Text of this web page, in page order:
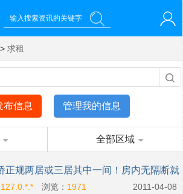
西站棒极网-济南西部新城社区新媒体综
合资讯门户网站
注册 微信快速登录
求租
布信息 管理我的信息
全部区域
正规两居或三居其中一间！房内无隔断就
127.0.*.* 浏览： 1971 2011-04-08